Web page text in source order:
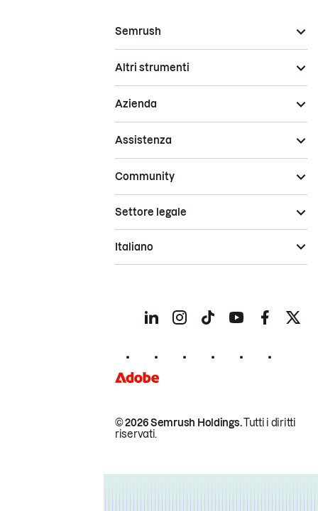
Semrush
Altri strumenti
Azienda
Assistenza
Community
© 2026 Semrush Holdings.Tutti i diritti
riservati.
Settore legale
Italiano